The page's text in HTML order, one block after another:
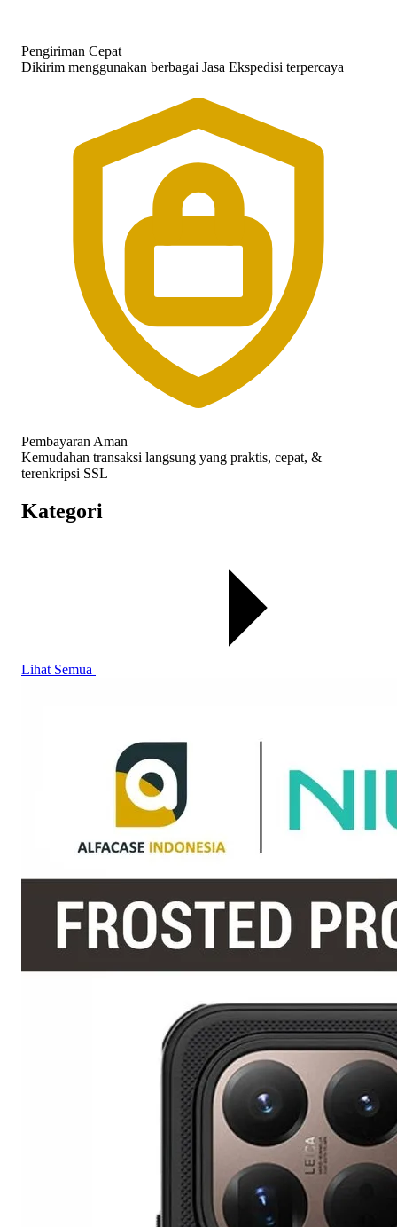
Pengiriman Cepat
Dikirim menggunakan berbagai Jasa Ekspedisi terpercaya
Pembayaran Aman
Kemudahan transaksi langsung yang praktis, cepat, &
terenkripsi SSL
Kategori
Lihat Semua